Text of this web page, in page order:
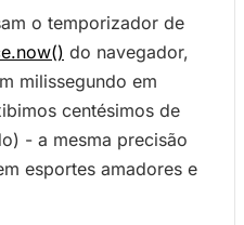
o temporizador de
do navegador,
milissegundo em
centésimos de
- a mesma precisão
esportes amadores e